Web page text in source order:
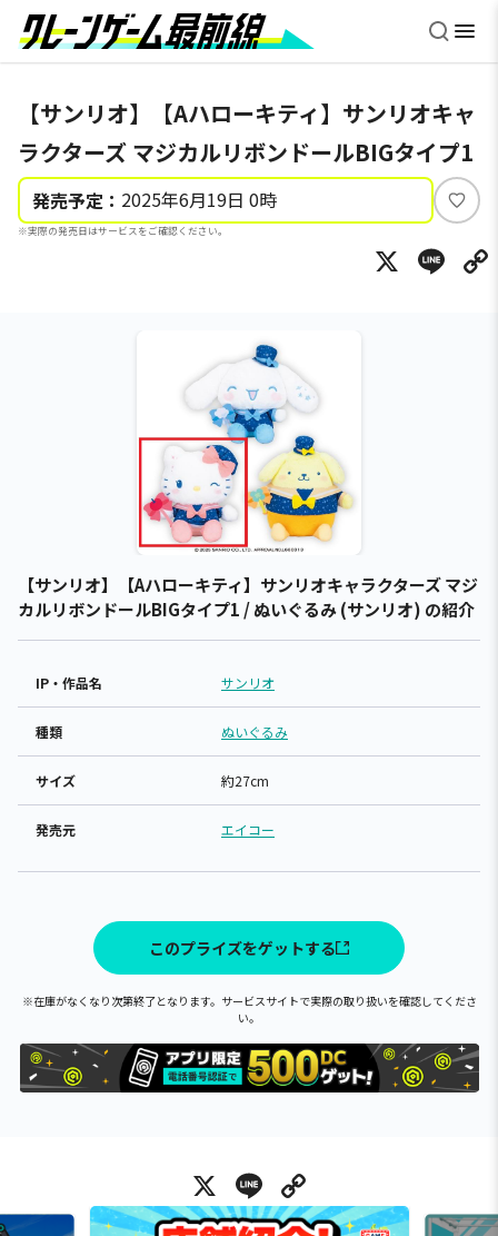
【サンリオ】【Aハローキティ】サンリオキャ
ラクターズ マジカルリボンドールBIGタイプ1
発売予定： 2025年6月19日 0時
※実際の発売日はサービスをご確認ください。
い
ね
X
【サンリオ】【Aハローキティ】サンリオキャラクターズ マジ
カルリボンドールBIGタイプ1 / ぬいぐるみ (サンリオ) の紹介
IP・作品名 サンリオ
種類 ぬいぐるみ
サイズ 約27cm
発売元 エイコー
このプライズをゲットする
※在庫がなくなり次第終了となります。サービスサイトで実際の取り扱いを確認してくださ
い。
X Line